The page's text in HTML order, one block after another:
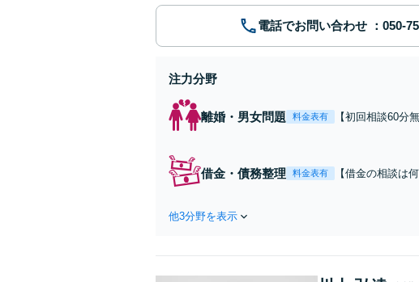
電話でお問い合わせ
注力分野
離婚・男女問題 料金表有
【初回相談60分
借金・債務整理 料金表有
【借金の相談は
他3分野を表示